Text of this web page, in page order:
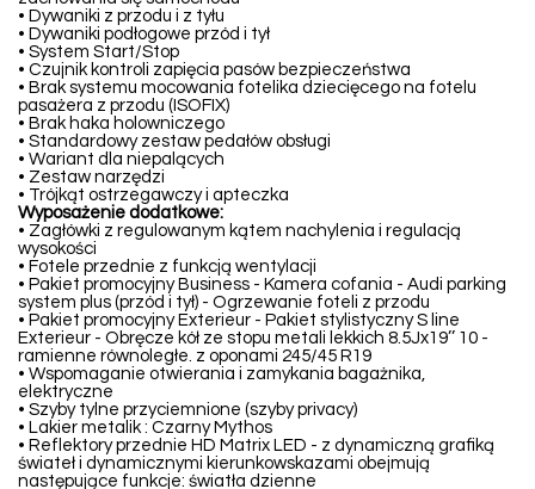
• Dywaniki z przodu i z tyłu
• Dywaniki podłogowe przód i tył
• System Start/Stop
• Czujnik kontroli zapięcia pasów bezpieczeństwa
• Brak systemu mocowania fotelika dziecięcego na fotelu
pasażera z przodu (ISOFIX)
• Brak haka holowniczego
• Standardowy zestaw pedałów obsługi
• Wariant dla niepalących
• Zestaw narzędzi
• Trójkąt ostrzegawczy i apteczka
Wyposażenie dodatkowe:
• Zagłówki z regulowanym kątem nachylenia i regulacją
wysokości
• Fotele przednie z funkcją wentylacji
• Pakiet promocyjny Business - Kamera cofania - Audi parking
system plus (przód i tył) - Ogrzewanie foteli z przodu
• Pakiet promocyjny Exterieur - Pakiet stylistyczny S line
Exterieur - Obręcze kół ze stopu metali lekkich 8.5Jx19’’ 10 -
ramienne równoległe. z oponami 245/45 R19
• Wspomaganie otwierania i zamykania bagażnika,
elektryczne
• Szyby tylne przyciemnione (szyby privacy)
• Lakier metalik : Czarny Mythos
• Reflektory przednie HD Matrix LED - z dynamiczną grafiką
świateł i dynamicznymi kierunkowskazami obejmują
następujące funkcje: światła dzienne